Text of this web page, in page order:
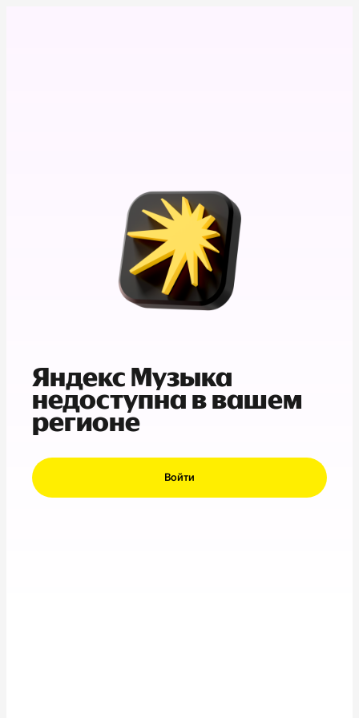
Яндекс Музыка
недоступна в вашем
регионе
Войти